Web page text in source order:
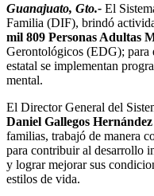
Guanajuato, Gto.- El
Familia (DIF), brindó
mil 809 Personas Adultas
Gerontológicos (EDG); para
estatal se implementan
mental.
El Director General del
Daniel Gallegos Hernández
familias, trabajó de manera
para contribuir al desarrollo
y lograr mejorar sus
estilos de vida.